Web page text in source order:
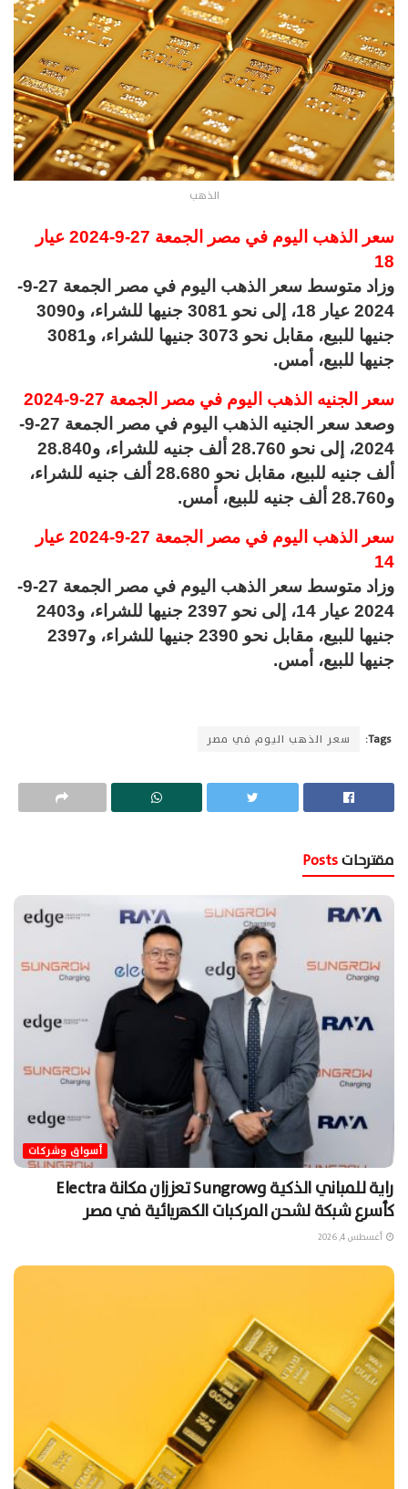
الذهب
سعر الذهب اليوم في مصر الجمعة 27-9-2024 عيار
18
وزاد متوسط سعر الذهب اليوم في مصر الجمعة 27-9-
2024 عيار 18، إلى نحو 3081 جنيها للشراء، و3090
جنيها للبيع، مقابل نحو 3073 جنيها للشراء، و3081
جنيها للبيع، أمس.
سعر الجنيه الذهب اليوم في مصر الجمعة 27-9-2024
وصعد سعر الجنيه الذهب اليوم في مصر الجمعة 27-9-
2024، إلى نحو 28.760 ألف جنيه للشراء، و28.840
ألف جنيه للبيع، مقابل نحو 28.680 ألف جنيه للشراء،
و28.760 ألف جنيه للبيع، أمس.
سعر الذهب اليوم في مصر الجمعة 27-9-2024 عيار
14
وزاد متوسط سعر الذهب اليوم في مصر الجمعة 27-9-
2024 عيار 14، إلى نحو 2397 جنيها للشراء، و2403
جنيها للبيع، مقابل نحو 2390 جنيها للشراء، و2397
جنيها للبيع، أمس.
Tags: سعر الذهب اليوم في مصر
مقترحات
أسواق وشركات
راية للمباني الذكية وSungrow تعززان مكانة Electra
كأسرع شبكة لشحن المركبات الكهربائية في مصر
أغسطس 4, 2026